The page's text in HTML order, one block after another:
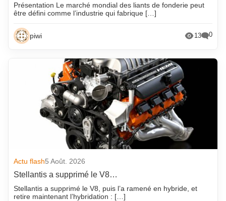
Présentation Le marché mondial des liants de fonderie peut
être défini comme l’industrie qui fabrique […]
piwi 13 0
Actu flash5 Août. 2026
Stellantis a supprimé le V8…
Stellantis a supprimé le V8, puis l’a ramené en hybride, et
retire maintenant l’hybridation : […]